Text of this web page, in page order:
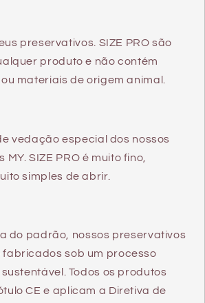
preservativos. SIZE PRO são
produto e não contém
materiais de origem animal.
vedação especial dos nossos
SIZE PRO é muito fino,
simples de abrir.
do padrão, nossos preservativos
fabricados sob um processo
Todos os produtos
CE e aplicam a Diretiva de